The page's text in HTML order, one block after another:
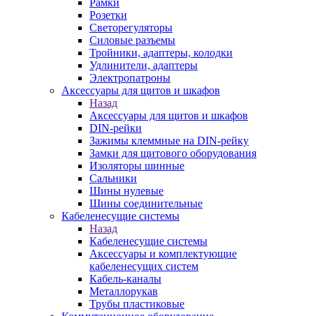
Рамки
Розетки
Светорегуляторы
Силовые разъемы
Тройники, адаптеры, колодки
Удлинители, адаптеры
Электропатроны
Аксессуары для щитов и шкафов
Назад
Аксессуары для щитов и шкафов
DIN-рейки
Зажимы клеммные на DIN-рейку
Замки для щитового оборудования
Изоляторы шинные
Сальники
Шины нулевые
Шины соединительные
Кабеленесущие системы
Назад
Кабеленесущие системы
Аксессуары и комплектующие
кабеленесущих систем
Кабель-каналы
Металлорукав
Трубы пластиковые